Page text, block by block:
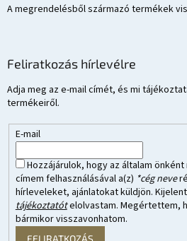
A megrendelésből származó termékek
Feliratkozás hírlevélre
Adja meg az e-mail címét, és mi
termékeiről.
E-mail
Hozzájárulok, hogy az általam
címem felhasználásával a(z) *cég neve
hírleveleket, ajánlatokat küldjön.
tájékoztatótelolvastam. Megértettem,
bármikor visszavonhatom.
FELIRATKOZÁS